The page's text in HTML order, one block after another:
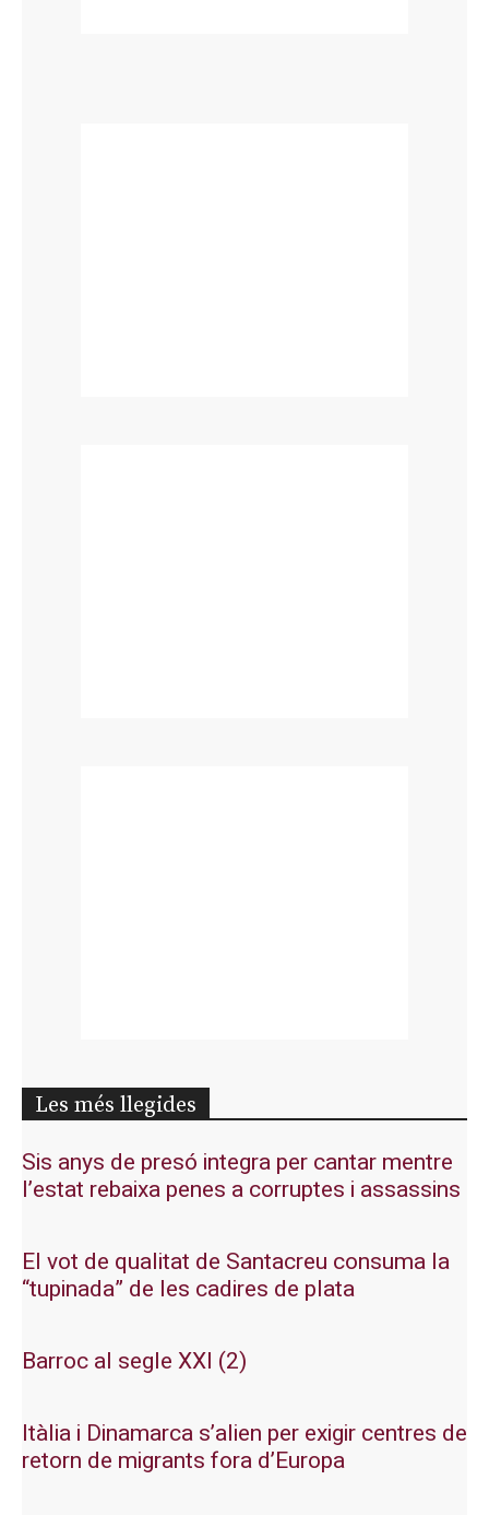
Les més llegides
Sis anys de presó integra per cantar mentre
l’estat rebaixa penes a corruptes i assassins
El vot de qualitat de Santacreu consuma la
“tupinada” de les cadires de plata
Barroc al segle XXI (2)
Itàlia i Dinamarca s’alien per exigir centres de
retorn de migrants fora d’Europa